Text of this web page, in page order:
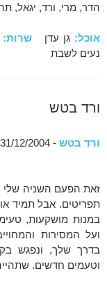
הדר, מרי, ורד, יגאל,
אוכל: גן עדן שרות:
נעים לשבת
ורד בטש
ורד בטש - 31/12/2004
זאת הפעם השניה שלי
תפריטים. אבל תמיד
במנות מושקעות,
ועל המסירות
בדרך שלך, ונפגש
וטעמים חדשים.